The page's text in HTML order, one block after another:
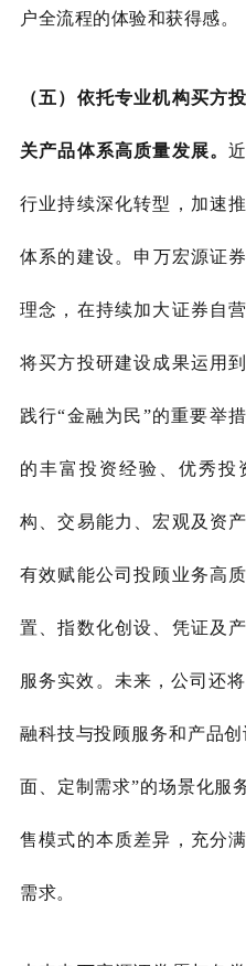
户全流程的体验和获得感。
（五）依托专业机构买方
关产品体系高质量发展。
行业持续深化转型，加速
体系的建设。申万宏源证
理念，在持续加大证券自
将买方投研建设成果运用
践行“金融为民”的重要举
的丰富投资经验、优秀投
构、交易能力、宏观及资
有效赋能公司投顾业务高
置、指数化创设、凭证及
服务实效。未来，公司还
融科技与投顾服务和产品
面、定制需求”的场景化服
售模式的本质差异，充分
需求。